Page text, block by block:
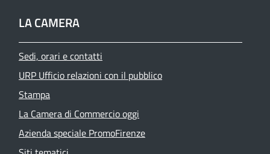
LA CAMERA
Sedi, orari e contatti
URP Ufficio relazioni con il pubblico
Stampa
La Camera di Commercio oggi
Azienda speciale PromoFirenze